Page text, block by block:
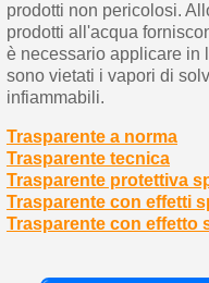
prodotti non pericolosi.
prodotti all'acqua
è necessario applicare in
sono vietati i vapori di
infiammabili.
Trasparente a norma
Trasparente tecnica
Trasparente protettiva
Trasparente con effetti
Trasparente con effetto